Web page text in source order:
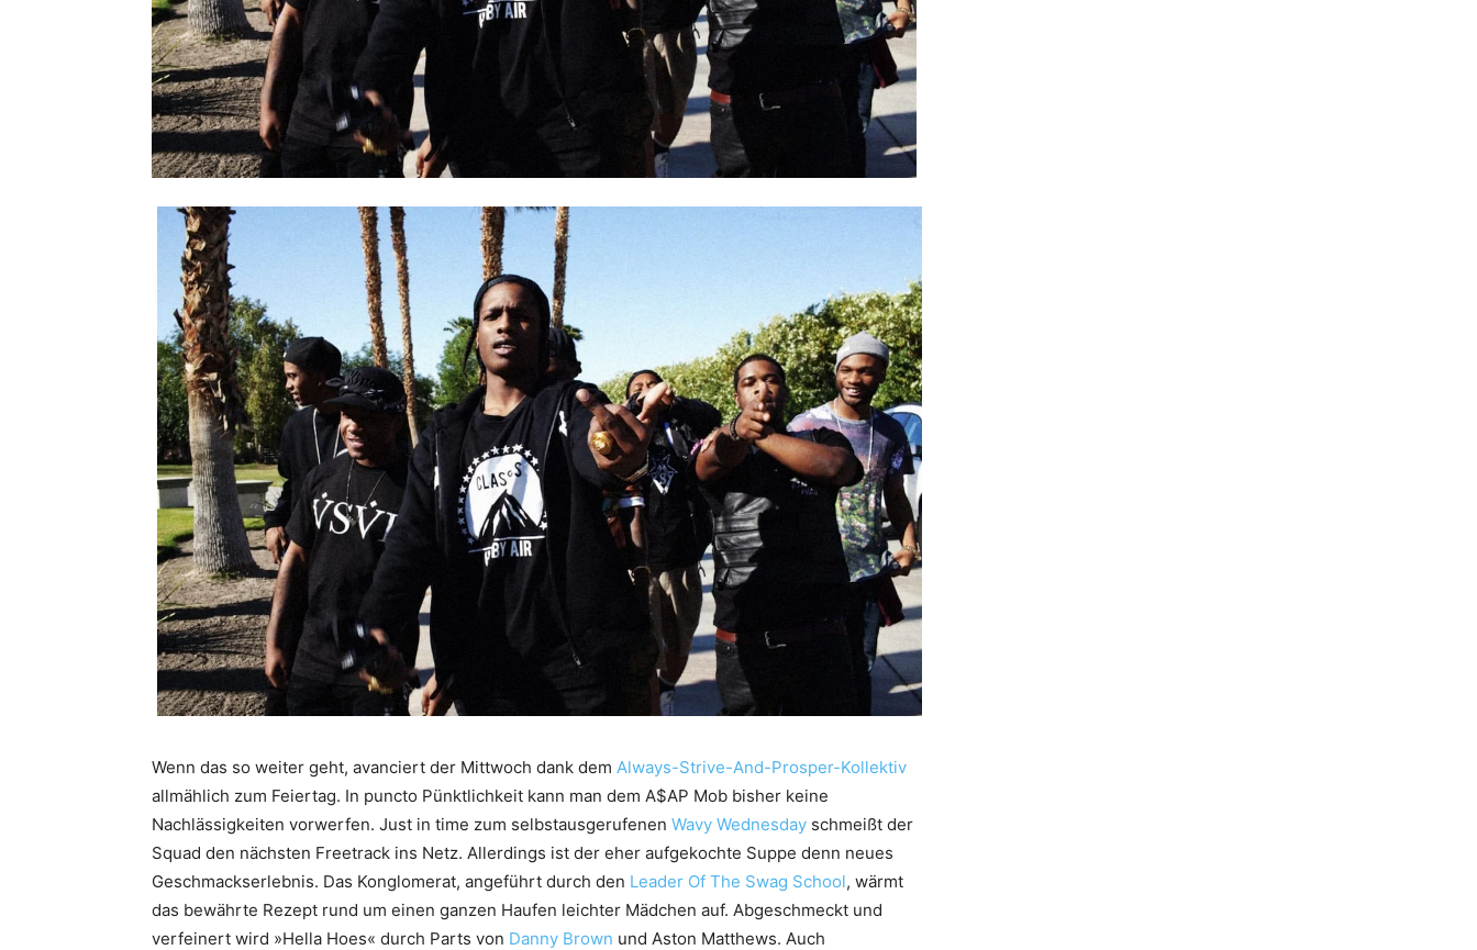
Wenn das so weiter geht, avanciert der Mittwoch dank dem Always-Strive-And-Prosper-Kollektiv
allmählich zum Feiertag. In puncto Pünktlichkeit kann man dem A$AP Mob bisher keine
Nachlässigkeiten vorwerfen. Just in time zum selbstausgerufenen Wavy Wednesday schmeißt der
Squad den nächsten Freetrack ins Netz. Allerdings ist der eher aufgekochte Suppe denn neues
Geschmackserlebnis. Das Konglomerat, angeführt durch den Leader Of The Swag School, wärmt
das bewährte Rezept rund um einen ganzen Haufen leichter Mädchen auf. Abgeschmeckt und
verfeinert wird »Hella Hoes« durch Parts von Danny Brown und Aston Matthews. Auch